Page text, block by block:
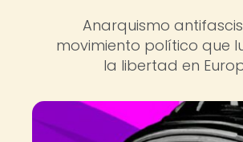
Anarquismo
movimiento político que
la libertad en